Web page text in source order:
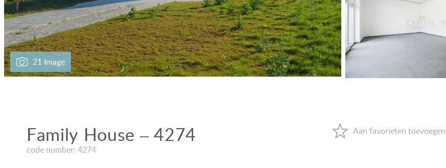
21 Image
Family House – 4274
code number: 4274
VIEW ON LAKE BALATON
NEAR THE THERMAL BATH
SWIMMING-POOL
NEW FAMILY HOUSE